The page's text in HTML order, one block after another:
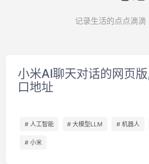
记录生活的点点滴滴
小米AI聊天对话的网页
口地址
# 人工智能 # 大模型LLM # 机器人
# 小米